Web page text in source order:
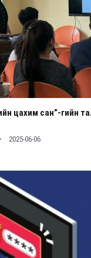
цахим сан”-гийн
2025-06-06